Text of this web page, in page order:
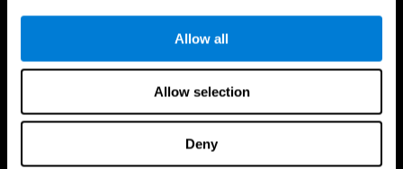
Allow all
Allow selection
Deny